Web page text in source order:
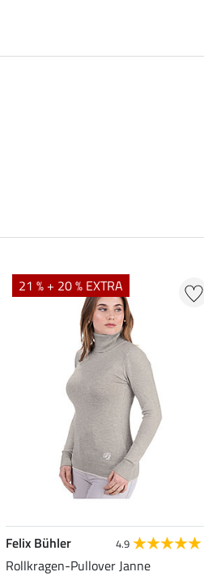
21 % + 20 % EXTRA
Felix Bühler 4.9
Rollkragen-Pullover Janne